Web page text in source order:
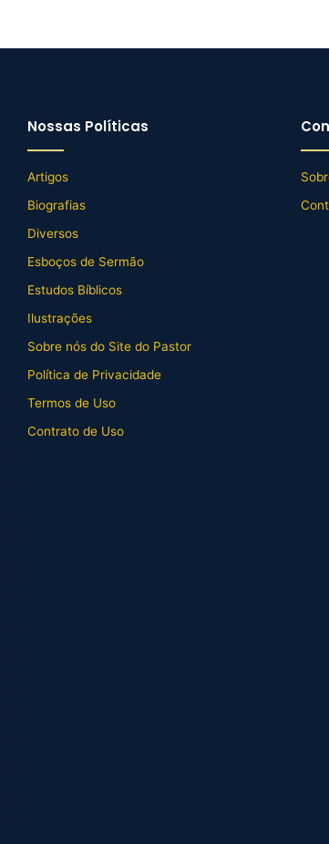
Nossas Políticas
Artigos
Biografias
Diversos
Esboços de Sermão
Estudos Bíblicos
Ilustrações
Sobre nós do Site do Pastor
Política de Privacidade
Termos de Uso
Contrato de Uso